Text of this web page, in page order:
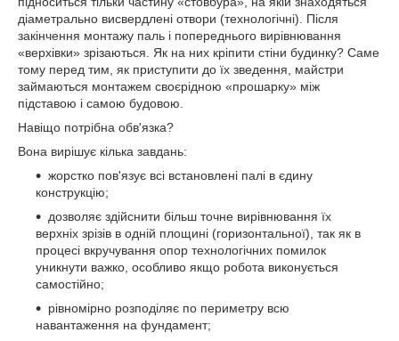
діаметрально висвердлені отвори (технологічні). Після
закінчення монтажу паль і попереднього вирівнювання
«верхівки» зрізаються. Як на них кріпити стіни будинку? Саме
тому перед тим, як приступити до їх зведення, майстри
займаються монтажем своєрідною «прошарку» між
підставою і самою будовою.
Навіщо потрібна обв'язка?
Вона вирішує кілька завдань:
жорстко пов'язує всі встановлені палі в єдину
конструкцію;
дозволяє здійснити більш точне вирівнювання їх
верхніх зрізів в одній площині (горизонтальної), так як в
процесі вкручування опор технологічних помилок
уникнути важко, особливо якщо робота виконується
самостійно;
рівномірно розподіляє по периметру всю
навантаження на фундамент;